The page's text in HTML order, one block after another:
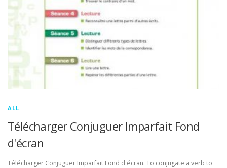
ALL
Télécharger Conjuguer Imparfait Fond
d'écran
Télécharger Conjuguer Imparfait Fond d'écran. To conjugate a verb to